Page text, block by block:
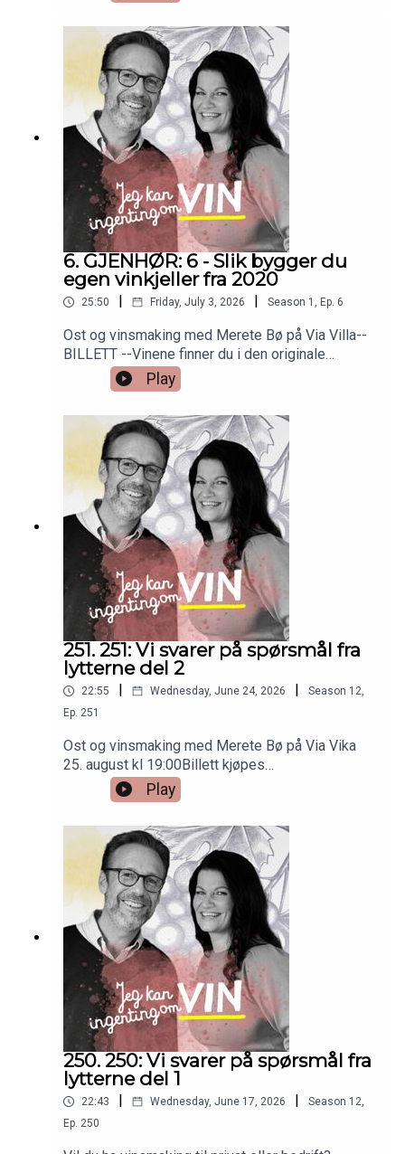
6. GJENHØR: 6 - Slik bygger du
egen vinkjeller fra 2020
25:50 | Friday, July 3, 2026 | Season 1 , Ep. 6
Ost og vinsmaking med Merete Bø på Via Villa--
BILLETT --Vinene finner du i den originale
episoden nr 6. Så bare å skrooooolle ned!
Play
251. 251: Vi svarer på spørsmål fra
lytterne del 2
22:55 | Wednesday, June 24, 2026 | Season 12,
Ep. 251
Ost og vinsmaking med Merete Bø på Via Vika
25. august kl 19:00Billett kjøpes
herVinene:Graillot Crozes-Hermitage Produttori
del Barbaresco Langhe Nebbiolo Dirupi Ole
Rosso di Valtellina Occhipinti Nero d´Avola San
Michele Appiano Südtiroler Pinot Nero Cyprien
Arlaud Oka Bourgogne Rouge 400,-Faiveley
Chambolle-Musigny 2024 825,-Montille Volnay
1er cru Les Taillepieds 1950,-
Play
250. 250: Vi svarer på spørsmål fra
lytterne del 1
22:43 Wednesday, June 17, 2026 Season 12,
Ep. 250